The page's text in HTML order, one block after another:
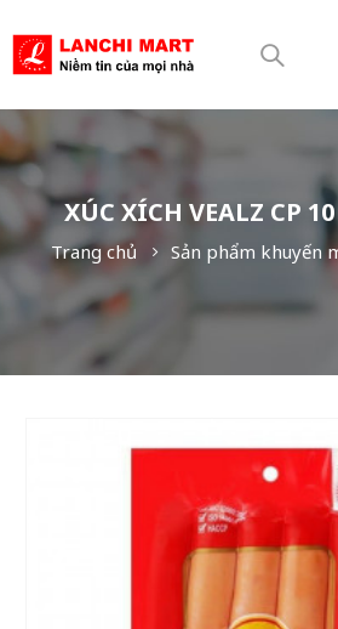
XÚC XÍCH VEALZ CP
Trang chủ Sản phẩm khuyến